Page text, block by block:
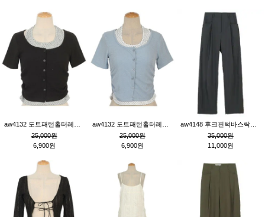
25,000원
6,900원
25,000원
6,900원
35,000원
11,000원